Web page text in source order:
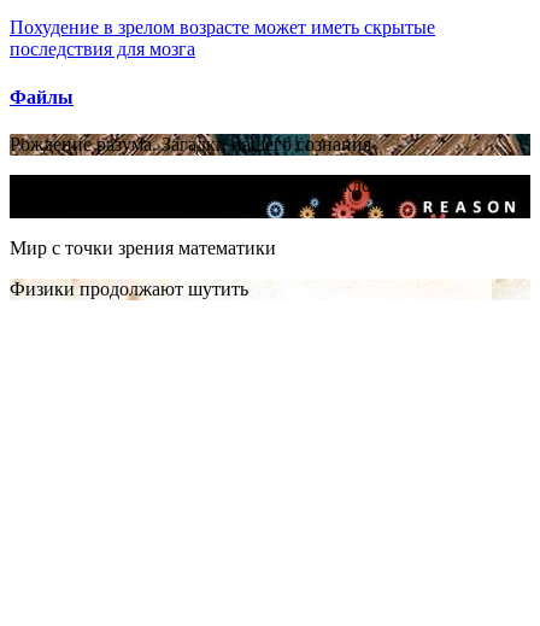
Похудение в зрелом возрасте может иметь скрытые
последствия для мозга
Файлы
Рождение разума. Загадки нашего сознания
Критическое мышление: необходимо каждому для выживания
Мир с точки зрения математики
Физики продолжают шутить